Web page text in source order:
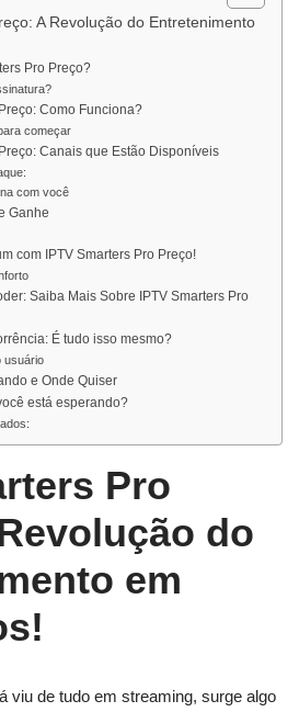
A Revolução do Entretenimento
Pro Preço?
Como Funciona?
começar
Canais que Estão Disponíveis
com você
Ganhe
com IPTV Smarters Pro Preço!
Saiba Mais Sobre IPTV Smarters Pro
É tudo isso mesmo?
usuário
e Onde Quiser
está esperando?
Pro
do
em
viu de tudo em streaming, surge algo